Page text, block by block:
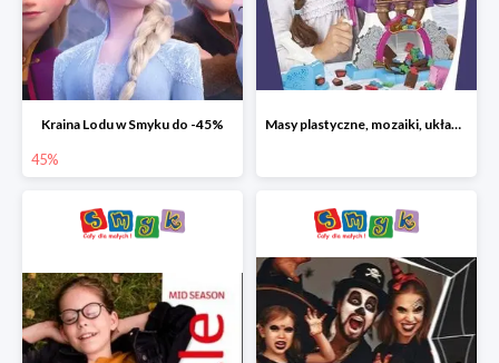
Kraina Lodu w Smyku do -45%
45%
Masy plastyczne, mozaiki, układanki do -45%